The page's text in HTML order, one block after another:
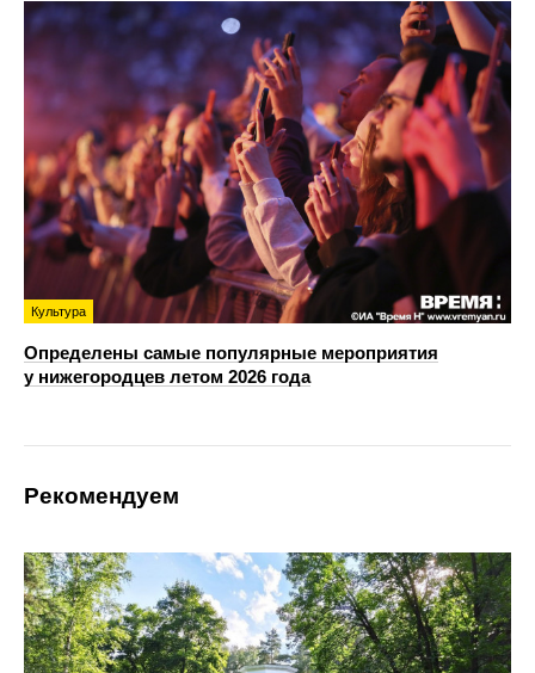
Культура
Определены самые популярные мероприятия
у нижегородцев летом 2026 года
Рекомендуем